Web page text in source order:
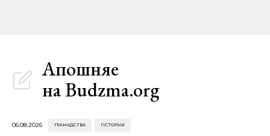
Апошняе
на Budzma.org
06.08.2026 ГРАМАДСТВА ГІСТОРЫЯ